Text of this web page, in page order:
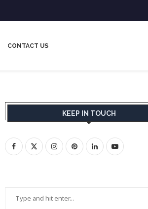
CONTACT US
KEEP IN TOUCH